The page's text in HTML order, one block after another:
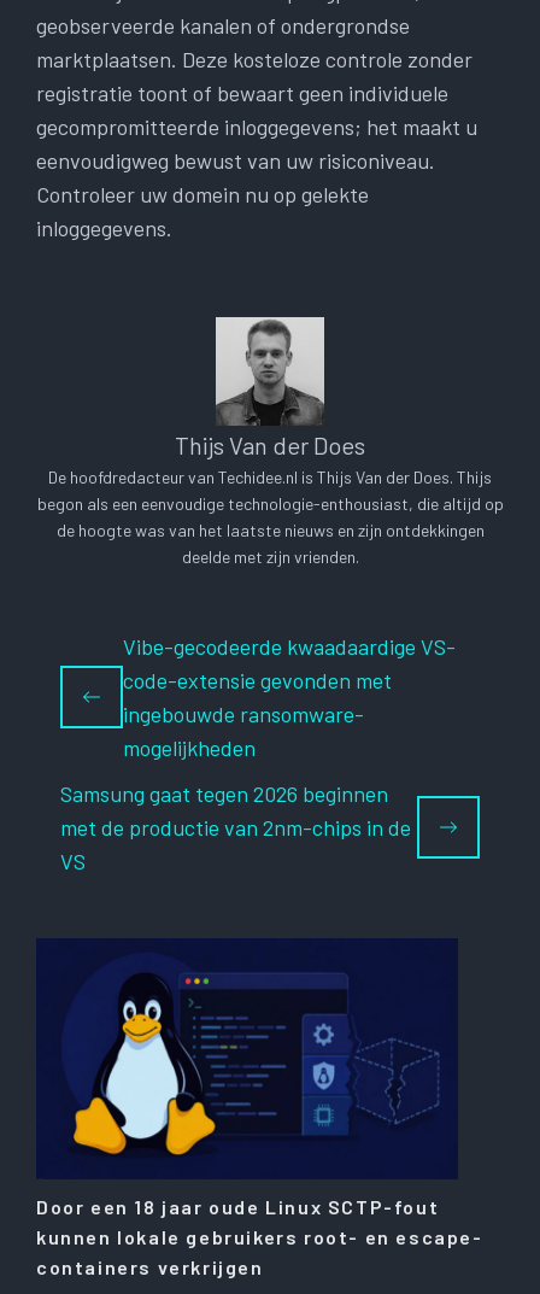
geobserveerde kanalen of ondergrondse
marktplaatsen. Deze kosteloze controle zonder
registratie toont of bewaart geen individuele
gecompromitteerde inloggegevens; het maakt u
eenvoudigweg bewust van uw risiconiveau.
Controleer uw domein nu op gelekte
inloggegevens.
Thijs Van der Does
De hoofdredacteur van Techidee.nl is Thijs Van der Does. Thijs
begon als een eenvoudige technologie-enthousiast, die altijd op
de hoogte was van het laatste nieuws en zijn ontdekkingen
deelde met zijn vrienden.
Vibe-gecodeerde kwaadaardige VS-
code-extensie gevonden met
ingebouwde ransomware-
mogelijkheden
Samsung gaat tegen 2026 beginnen
met de productie van 2nm-chips in de
VS
Door een 18 jaar oude Linux SCTP-fout
kunnen lokale gebruikers root- en escape-
containers verkrijgen